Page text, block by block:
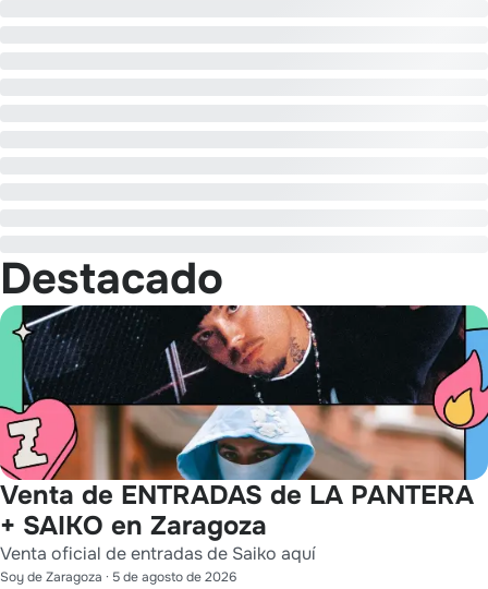
Destacado
Venta de ENTRADAS de LA PANTERA
+ SAIKO en Zaragoza
Venta oficial de entradas de Saiko aquí
Soy de Zaragoza · 5 de agosto de 2026